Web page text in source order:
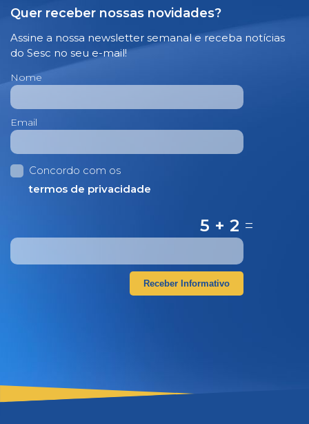
Quer receber nossas novidades?
Assine a nossa newsletter semanal e receba notícias
do Sesc no seu e-mail!
Nome
Email
Concordo com os
termos de privacidade
5 + 2 =
Receber Informativo